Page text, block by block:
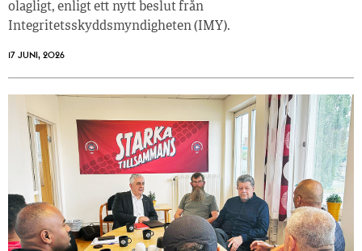
olagligt, enligt ett nytt beslut från
Integritetsskyddsmyndigheten (IMY).
17 JUNI, 2026